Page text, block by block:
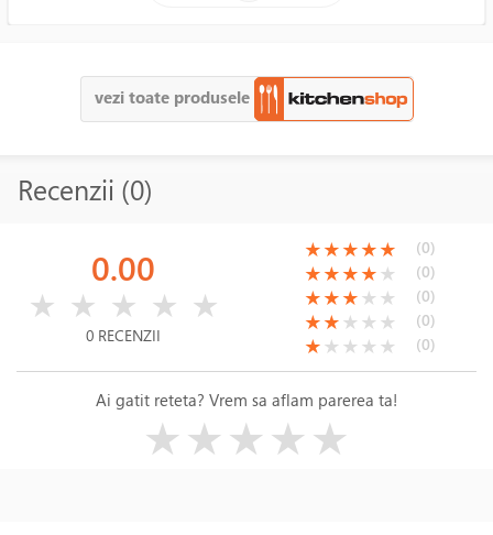
vezi toate produsele
Recenzii (0)
0.00
★ ★ ★ ★ ★
0 RECENZII
(*)
★(*)
★(*)
★(*)
★(*)
★ (0)
(*)
★(*)
★(*)
★(*)
★( )
★ (0)
(*)
★(*)
★(*)
★( )
★ ( )
★ (0)
(*)
★(*)
★( )
★ ( )
★ ( )
★ (0)
(*)
★( )
★ ( )
★ ( )
★ ( )
★ (0)
Ai gatit reteta? Vrem sa aflam parerea ta!
★★★★★